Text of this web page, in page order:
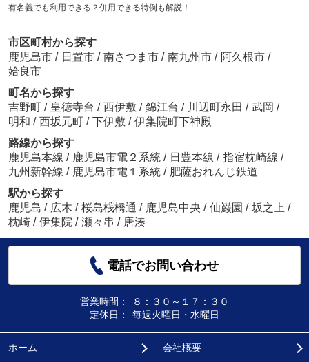
有名義でも利用できる？併用できる特例も解説！
市区町村から探す
鹿児島市 / 日置市 / 南さつま市 / 南九州市 / 阿久根市 /
姶良市
町名から探す
吉野町 / 皇徳寺台 / 西伊敷 / 錦江台 / 川辺町永田 / 武岡 /
明和 / 西坂元町 / 下伊敷 / 伊集院町下神殿
路線から探す
鹿児島本線 / 鹿児島市電２系統 / 日豊本線 / 指宿枕崎線 /
九州新幹線 / 鹿児島市電１系統 / 肥薩おれんじ鉄道
駅から探す
鹿児島 / 広木 / 桜島桟橋通 / 鹿児島中央 / 仙巌園 / 坂之上 /
枕崎 / 伊集院 / 瀬々串 / 唐湊
電話でお問い合わせ
営業時間：
８：３０～１７：３０
定休日：
毎週火曜日・水曜日
ホーム 会社概要